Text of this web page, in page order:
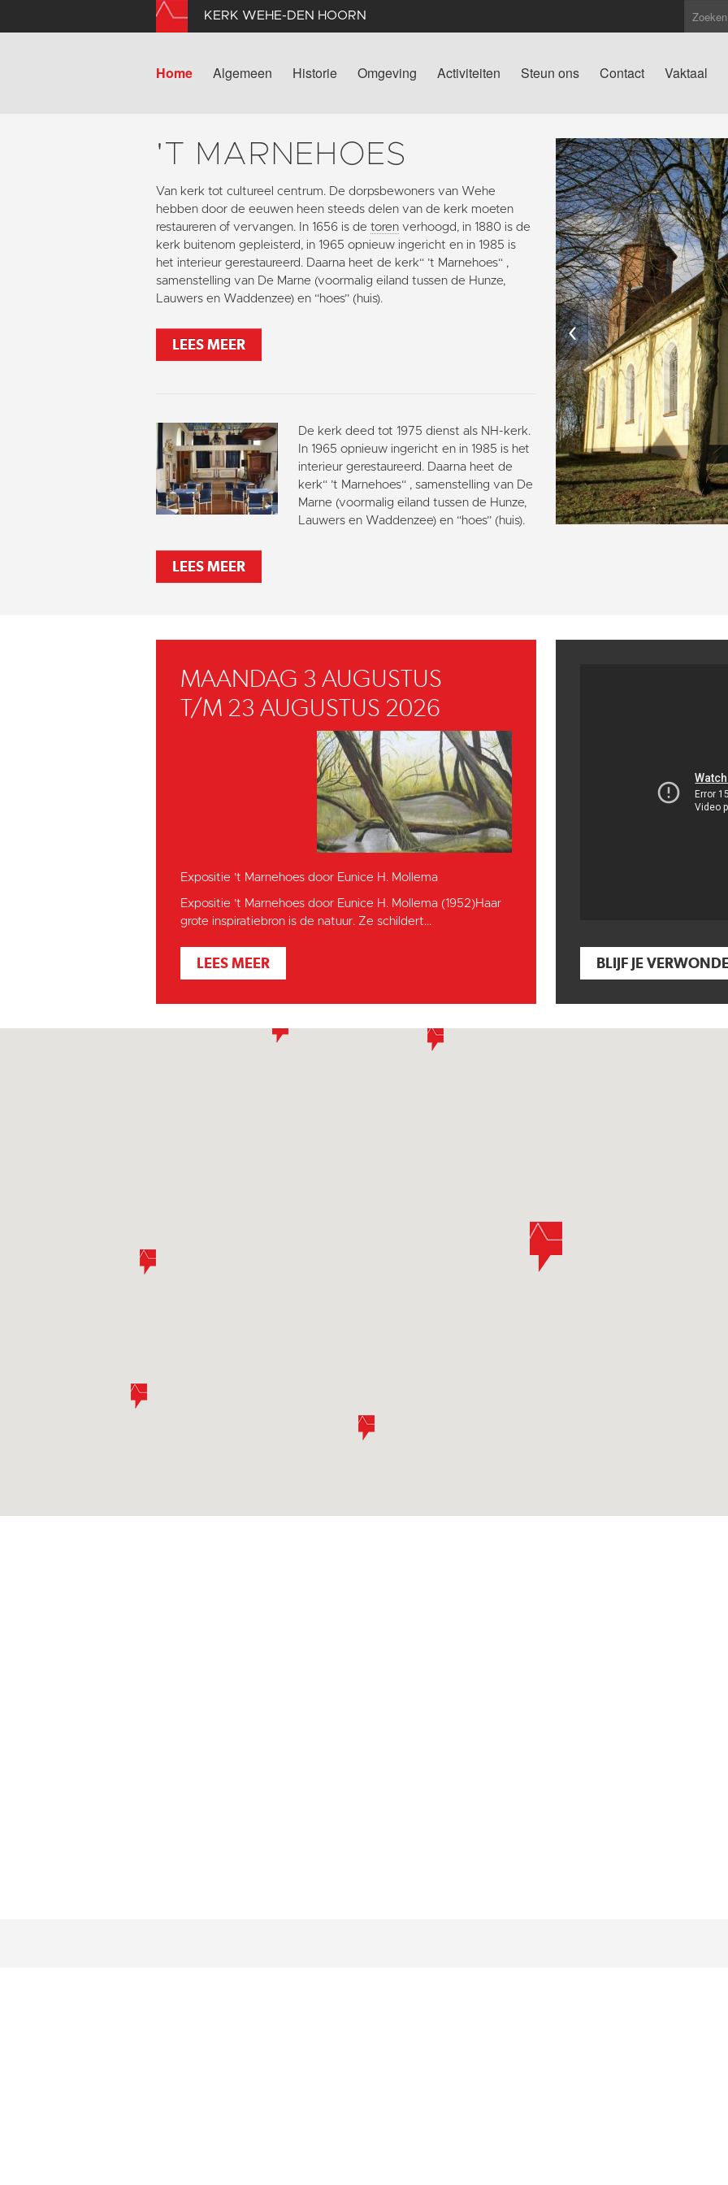
KERK WEHE-DEN HOORN
Home Algemeen Historie Omgeving Activiteiten Steun ons Contact Vaktaal
'T MARNEHOES
Van kerk tot cultureel centrum. De dorpsbewoners van Wehe
hebben door de eeuwen heen steeds delen van de kerk moeten
restaureren of vervangen. In 1656 is de toren verhoogd, in 1880 is de
kerk buitenom gepleisterd, in 1965 opnieuw ingericht en in 1985 is
het interieur gerestaureerd. Daarna heet de kerk“ ’t Marnehoes“ ,
samenstelling van De Marne (voormalig eiland tussen de Hunze,
Lauwers en Waddenzee) en “hoes” (huis).
LEES MEER
De kerk deed tot 1975 dienst als NH-kerk.
In 1965 opnieuw ingericht en in 1985 is het
interieur gerestaureerd. Daarna heet de
kerk“ ’t Marnehoes“ , samenstelling van De
Marne (voormalig eiland tussen de Hunze,
Lauwers en Waddenzee) en “hoes” (huis).
LEES MEER
‹
MAANDAG 3 AUGUSTUS
T/M 23 AUGUSTUS 2026
Expositie 't Marnehoes door Eunice H. Mollema
Expositie 't Marnehoes door Eunice H. Mollema (1952)Haar
grote inspiratiebron is de natuur. Ze schildert...
LEES MEER BLIJF JE